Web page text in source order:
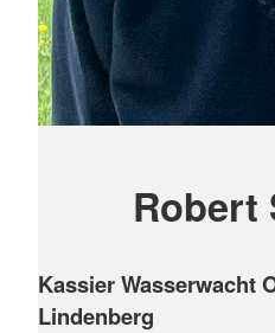
Robert
Kassier Wasserwacht
Lindenberg